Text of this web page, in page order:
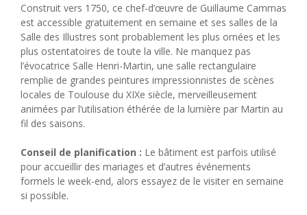
Construit vers 1750, ce chef-d’œuvre de Guillaume Cammas
est accessible gratuitement en semaine et ses salles de la
Salle des Illustres sont probablement les plus ornées et les
plus ostentatoires de toute la ville. Ne manquez pas
l’évocatrice Salle Henri-Martin, une salle rectangulaire
remplie de grandes peintures impressionnistes de scènes
locales de Toulouse du XIXe siècle, merveilleusement
animées par l’utilisation éthérée de la lumière par Martin au
fil des saisons.
Conseil de planification : Le bâtiment est parfois utilisé
pour accueillir des mariages et d’autres événements
formels le week-end, alors essayez de le visiter en semaine
si possible.